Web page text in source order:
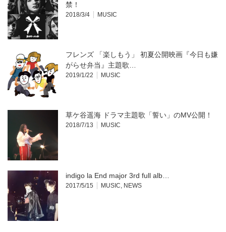
禁！
2018/3/4 MUSIC
フレンズ 「楽しもう」 初夏公開映画『今日も嫌
がらせ弁当』主題歌…
2019/1/22 MUSIC
草ケ谷遥海 ドラマ主題歌「誓い」のMV公開！
2018/7/13 MUSIC
indigo la End major 3rd full alb…
2017/5/15 MUSIC, NEWS